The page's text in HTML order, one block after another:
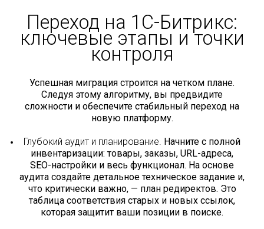
Переход на 1С-Битрикс:
ключевые этапы и точки
контроля
Успешная миграция строится на четком плане.
Следуя этому алгоритму, вы предвидите
сложности и обеспечите стабильный переход на
новую платформу.
Глубокий аудит и планирование. Начните с полной
инвентаризации: товары, заказы, URL-адреса,
SEO-настройки и весь функционал. На основе
аудита создайте детальное техническое задание и,
что критически важно, — план редиректов. Это
таблица соответствия старых и новых ссылок,
которая защитит ваши позиции в поиске.